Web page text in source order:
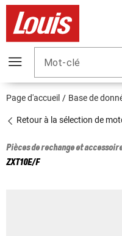
Mot-clé
Page d'accueil Base de
Retour à la sélection de
Pièces de rechange et
ZXT10E/F